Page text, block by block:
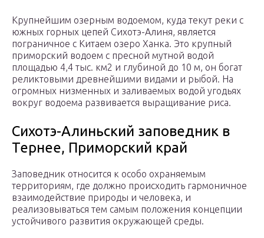
Крупнейшим озерным водоемом, куда текут реки с
южных горных цепей Сихотэ-Алиня, является
пограничное с Китаем озеро Ханка. Это крупный
приморский водоем с пресной мутной водой
площадью 4,4 тыс. км2 и глубиной до 10 м, он богат
реликтовыми древнейшими видами и рыбой. На
огромных низменных и заливаемых водой угодьях
вокруг водоема развивается выращивание риса.
Сихотэ-Алиньский заповедник в
Тернее, Приморский край
Заповедник относится к особо охраняемым
территориям, где должно происходить гармоничное
взаимодействие природы и человека, и
реализовываться тем самым положения концепции
устойчивого развития окружающей среды.